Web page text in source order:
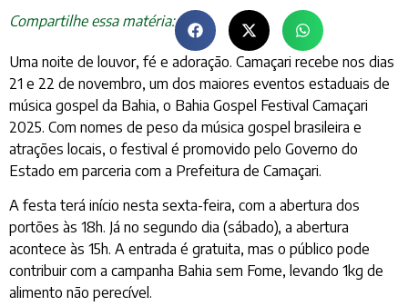
Compartilhe essa matéria:
Uma noite de louvor, fé e adoração. Camaçari recebe nos dias
21 e 22 de novembro, um dos maiores eventos estaduais de
música gospel da Bahia, o Bahia Gospel Festival Camaçari
2025. Com nomes de peso da música gospel brasileira e
atrações locais, o festival é promovido pelo Governo do
Estado em parceria com a Prefeitura de Camaçari.
A festa terá início nesta sexta-feira, com a abertura dos
portões às 18h. Já no segundo dia (sábado), a abertura
acontece às 15h. A entrada é gratuita, mas o público pode
contribuir com a campanha Bahia sem Fome, levando 1kg de
alimento não perecível.